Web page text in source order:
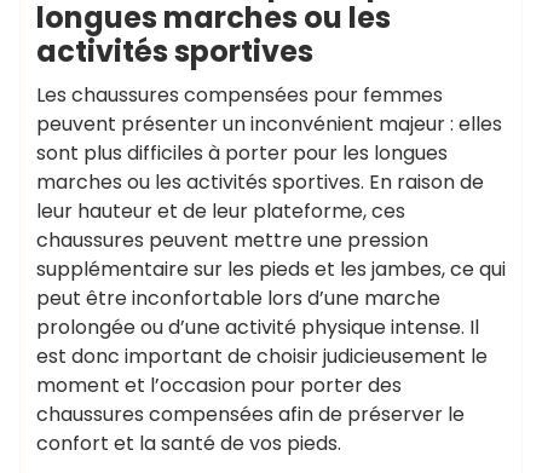
longues marches ou les
activités sportives
Les chaussures compensées pour femmes
peuvent présenter un inconvénient majeur : elles
sont plus difficiles à porter pour les longues
marches ou les activités sportives. En raison de
leur hauteur et de leur plateforme, ces
chaussures peuvent mettre une pression
supplémentaire sur les pieds et les jambes, ce qui
peut être inconfortable lors d’une marche
prolongée ou d’une activité physique intense. Il
est donc important de choisir judicieusement le
moment et l’occasion pour porter des
chaussures compensées afin de préserver le
confort et la santé de vos pieds.